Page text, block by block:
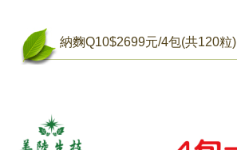
納麴Q10$2699元/4包(共120粒)